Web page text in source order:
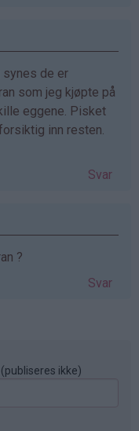
synes de er
som jeg kjøpte på
eggene. Pisket
inn resten.
Svar
?
Svar
ikke)